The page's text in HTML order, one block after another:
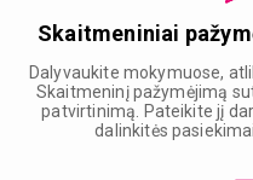
Skaitmeniniai
Dalyvaukite mokymuose,
Skaitmeninį pažymėjimą
patvirtinimą. Pateikite jį
dalinkitės